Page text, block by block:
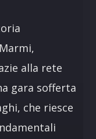
alla rete
gara sofferta
che riesce